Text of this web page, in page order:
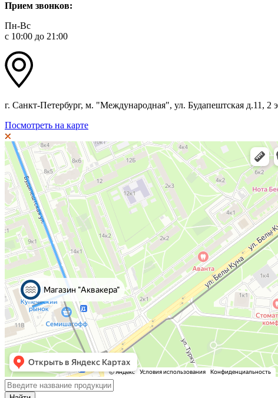
Прием звонков:
Пн-Вс
с 10:00 до 21:00
г. Санкт-Петербург, м. "Международная", ул. Будапештская д.11, 2
Посмотреть на карте